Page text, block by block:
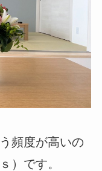
頻度が高いの
）です。